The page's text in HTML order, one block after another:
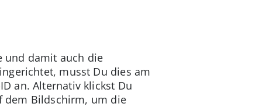
und damit auch die
musst Du dies am
an. Alternativ klickst Du
dem Bildschirm, um die